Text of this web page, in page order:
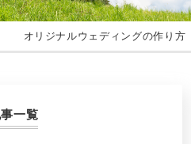
オリジナルウェディングの作り方
一覧